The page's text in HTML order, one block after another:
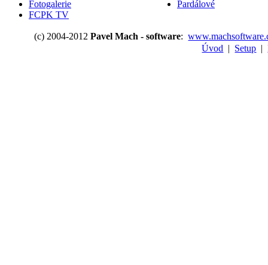
Fotogalerie
FCPK TV
Pardálové
(c) 2004-2012Pavel Mach - software:
Úvod | Setup |